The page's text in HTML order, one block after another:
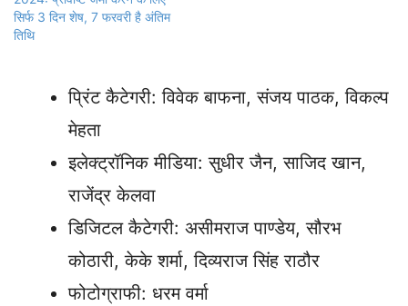
सिर्फ 3 दिन शेष, 7 फरवरी है अंतिम
तिथि
प्रिंट कैटेगरी: विवेक बाफना, संजय पाठक, विकल्प
मेहता
इलेक्ट्रॉनिक मीडिया: सुधीर जैन, साजिद खान,
राजेंद्र केलवा
डिजिटल कैटेगरी: असीमराज पाण्डेय, सौरभ
कोठारी, केके शर्मा, दिव्यराज सिंह राठौर
फोटोग्राफी: धरम वर्मा